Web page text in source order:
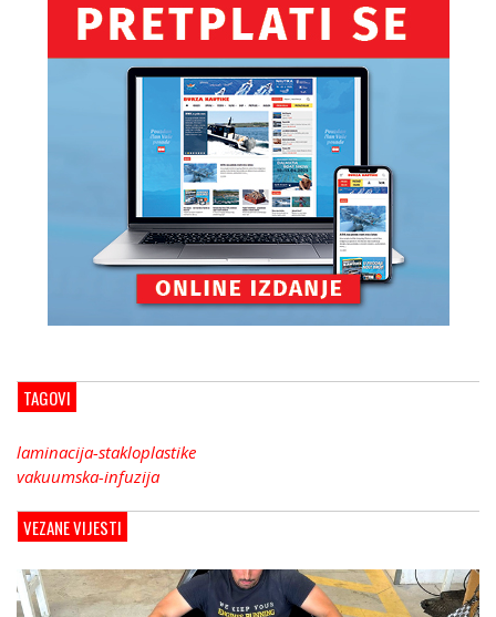
TAGOVI
laminacija-stakloplastike
vakuumska-infuzija
VEZANE VIJESTI